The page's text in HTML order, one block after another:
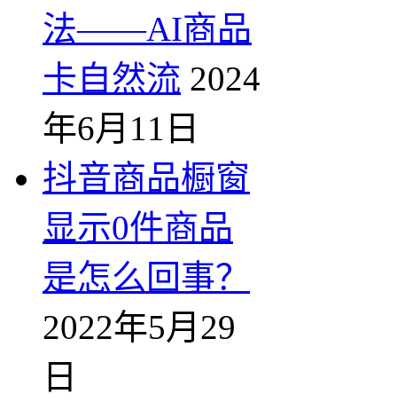
法——AI商品
卡自然流 2024
年6月11日
抖音商品橱窗
显示0件商品
是怎么回事？
2022年5月29
日